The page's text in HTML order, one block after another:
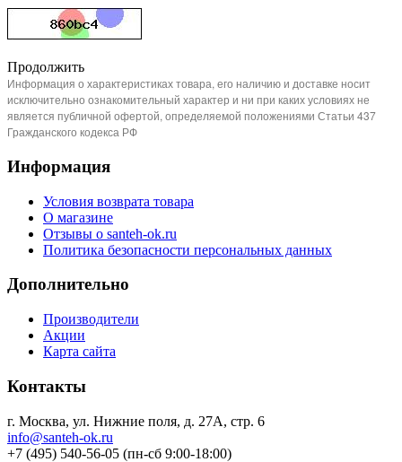
Продолжить
Информация о характеристиках товара, его наличию и доставке носит
исключительно ознакомительный характер и ни при каких условиях не
является публичной офертой, определяемой положениями Статьи 437
Гражданского кодекса РФ
Информация
Условия возврата товара
О магазине
Отзывы о santeh-ok.ru
Политика безопасности персональных данных
Дополнительно
Производители
Акции
Карта сайта
Контакты
г. Москва, ул. Нижние поля, д. 27А, стр. 6
info@santeh-ok.ru
+7 (495) 540-56-05 (пн-сб 9:00-18:00)